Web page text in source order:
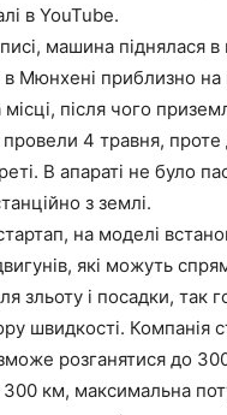
в YouTube.
машина піднялася в
в Мюнхені приблизно
після чого
4 травня,
В апараті не було
з землі.
на моделі
які можуть
зльоту і посадки, так
швидкості. Компанія
розганятися до
300 км, максимальна